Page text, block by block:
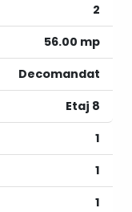
2
56.00 mp
Decomandat
Etaj 8
1
1
1